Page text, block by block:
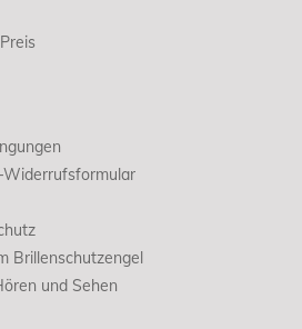
Brillenschutzengel
und Sehen